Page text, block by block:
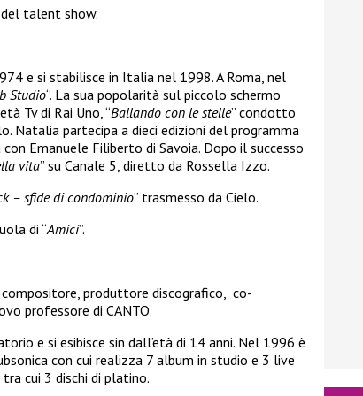
talent show.
e si stabilisce in Italia nel 1998. A Roma, nel
Studio“. La sua popolarità sul piccolo schermo
Tv di Rai Uno, “Ballando con le stelle” condotto
Natalia partecipa a dieci edizioni del programma
Emanuele Filiberto di Savoia. Dopo il successo
vita” su Canale 5, diretto da Rossella Izzo.
– sfide di condominio” trasmesso da Cielo.
di “Amici”.
compositore, produttore discografico, co-
professore di CANTO.
e si esibisce sin dall’età di 14 anni. Nel 1996 è
con cui realizza 7 album in studio e 3 live
cui 3 dischi di platino.